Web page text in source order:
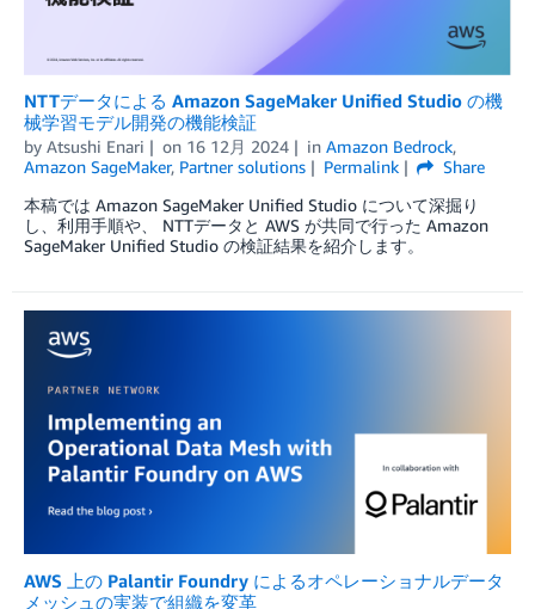
NTTデータによる Amazon SageMaker Unified Studio の機
械学習モデル開発の機能検証
by Atsushi Enari on 16 12月 2024 in Amazon Bedrock,
Amazon SageMaker, Partner solutions Permalink
Share
本稿では Amazon SageMaker Unified Studio について深掘り
し、利用手順や、 NTTデータと AWS が共同で行った Amazon
SageMaker Unified Studio の検証結果を紹介します。
AWS 上の Palantir Foundry によるオペレーショナルデータ
メッシュの実装で組織を変革